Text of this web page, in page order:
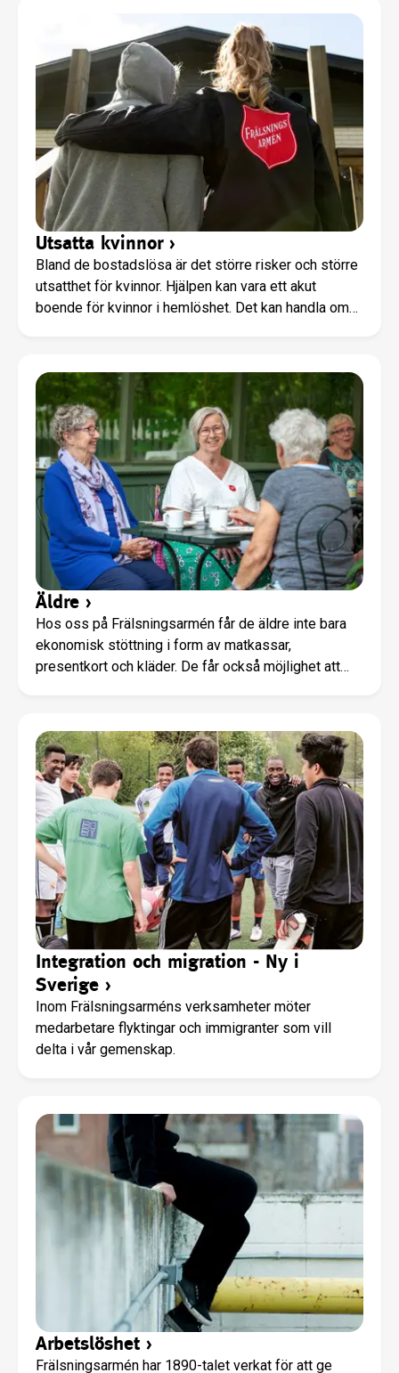
Utsatta kvinnor›
Bland de bostadslösa är det större risker och större
utsatthet för kvinnor. Hjälpen kan vara ett akut
boende för kvinnor i hemlöshet. Det kan handla om
samhälle. Det kan handla om kvinnor i
människohandel. Frälsningsarmén arbetar brett för
att kunna hjälpa kvinnor i just deras utsatthet.
Äldre ›
Hos oss på Frälsningsarmén får de äldre inte bara
ekonomisk stöttning i form av matkassar,
presentkort och kläder. De får också möjlighet att
Integration och migration - Ny i
Sverige ›
Inom Frälsningsarméns verksamheter möter
medarbetare flyktingar och immigranter som vill
delta i vår gemenskap.
Arbetslöshet ›
Frälsningsarmén har 1890-talet verkat för att ge